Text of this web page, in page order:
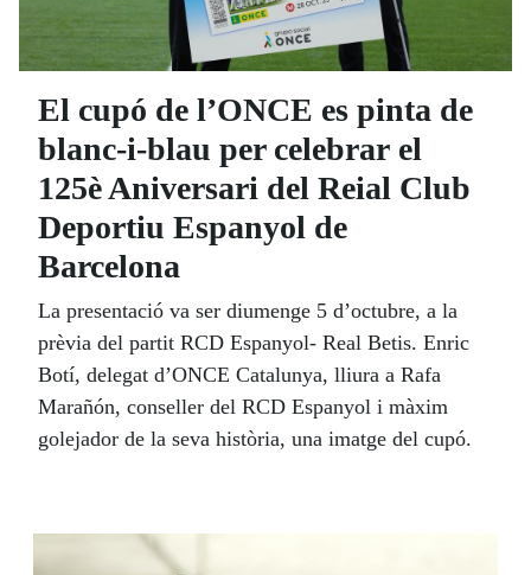
El cupó de l’ONCE es pinta de
blanc-i-blau per celebrar el
125è Aniversari del Reial Club
Deportiu Espanyol de
Barcelona
La presentació va ser diumenge 5 d’octubre, a la
prèvia del partit RCD Espanyol- Real Betis. Enric
Botí, delegat d’ONCE Catalunya, lliura a Rafa
Marañón, conseller del RCD Espanyol i màxim
golejador de la seva història, una imatge del cupó.